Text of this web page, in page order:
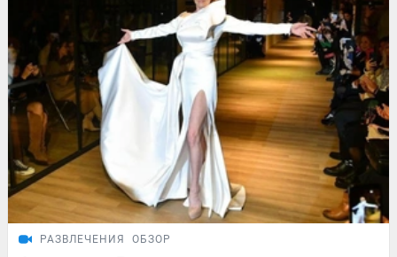
РАЗВЛЕЧЕНИЯ ОБЗОР